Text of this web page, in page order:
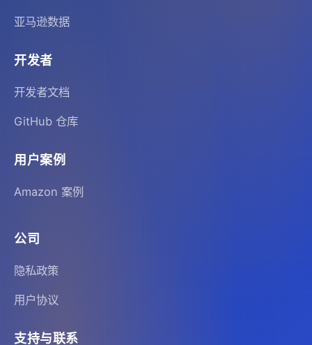
亚马逊数据
开发者
开发者文档
GitHub 仓库
用户案例
Amazon 案例
公司
隐私政策
用户协议
支持与联系